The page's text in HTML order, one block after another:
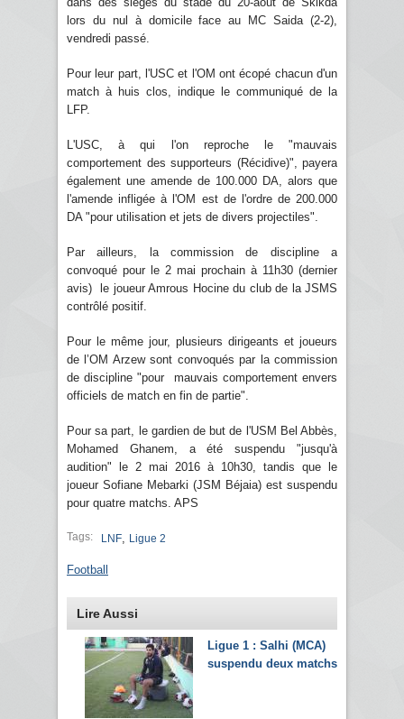
lors du nul à domicile face au MC Saida (2-2),
vendredi passé.
Pour leur part, l'USC et l'OM ont écopé chacun d'un
match à huis clos, indique le communiqué de la
LFP.
L'USC, à qui l'on reproche le "mauvais
comportement des supporteurs (Récidive)", payera
également une amende de 100.000 DA, alors que
l'amende infligée à l'OM est de l'ordre de 200.000
DA "pour utilisation et jets de divers projectiles".
Par ailleurs, la commission de discipline a
convoqué pour le 2 mai prochain à 11h30 (dernier
avis) le joueur Amrous Hocine du club de la JSMS
contrôlé positif.
Pour le même jour, plusieurs dirigeants et joueurs
de l’OM Arzew sont convoqués par la commission
de discipline "pour mauvais comportement envers
officiels de match en fin de partie".
Pour sa part, le gardien de but de l'USM Bel Abbès,
Mohamed Ghanem, a été suspendu "jusqu'à
audition" le 2 mai 2016 à 10h30, tandis que le
joueur Sofiane Mebarki (JSM Béjaia) est suspendu
pour quatre matchs. APS
Tags: LNF Ligue 2
Football
Lire Aussi
Ligue 1 : Salhi (MCA)
suspendu deux matchs